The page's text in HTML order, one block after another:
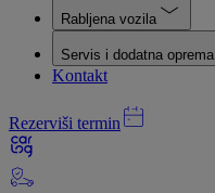
Rabljena vozila
Servis i dodatna oprema
Kontakt
Rezerviši termin